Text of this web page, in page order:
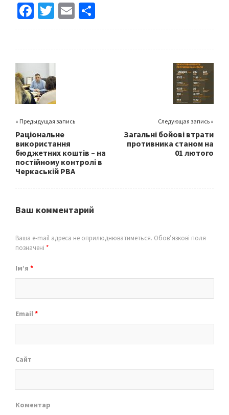
Fa
ce
o
o
k
T
wi
er
E
m h
« Предыдущая запись
Раціональне
використання
бюджетних коштів – на
постійному контролі в
Черкаській РВА
Следующая запись »
Загальні бойові втрати
противника станом на
01 лютого
Ваш комментарий
Ваша e-mail адреса не оприлюднюватиметься. Обов’язкові поля
позначені *
Ім’я *
Email*
Сайт
Коментар